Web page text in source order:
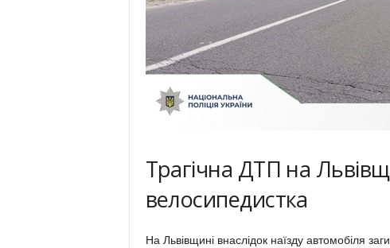
Трагічна ДТП на
велосипедистка
На Львівщині внаслідок наїзду автомобіля